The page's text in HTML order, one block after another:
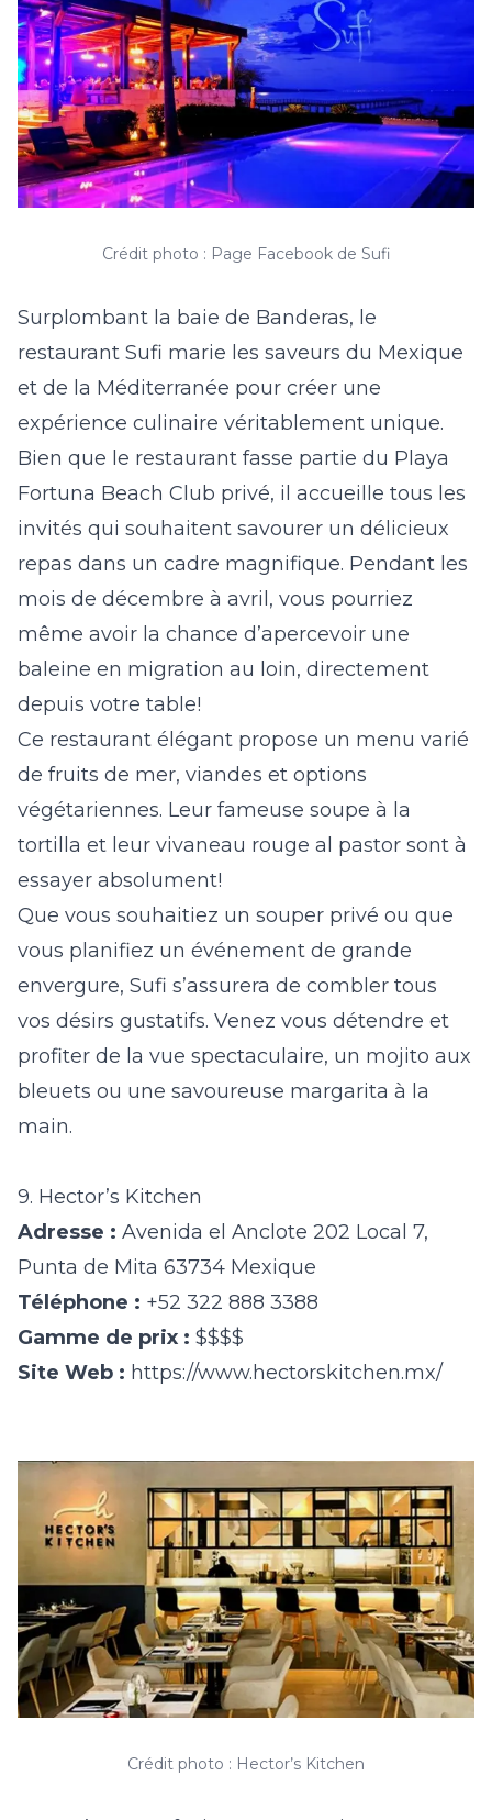
Crédit photo : Page Facebook de Sufi
Surplombant la baie de Banderas, le
restaurant Sufi marie les saveurs du Mexique
et de la Méditerranée pour créer une
expérience culinaire véritablement unique.
Bien que le restaurant fasse partie du Playa
Fortuna Beach Club privé, il accueille tous les
invités qui souhaitent savourer un délicieux
repas dans un cadre magnifique. Pendant les
mois de décembre à avril, vous pourriez
même avoir la chance d’apercevoir une
baleine en migration au loin, directement
depuis votre table!
Ce restaurant élégant propose un menu varié
de fruits de mer, viandes et options
végétariennes. Leur fameuse soupe à la
tortilla et leur vivaneau rouge al pastor sont à
essayer absolument!
Que vous souhaitiez un souper privé ou que
vous planifiez un événement de grande
envergure, Sufi s’assurera de combler tous
vos désirs gustatifs. Venez vous détendre et
profiter de la vue spectaculaire, un mojito aux
bleuets ou une savoureuse margarita à la
main.
9. Hector’s Kitchen
Adresse : Avenida el Anclote 202 Local 7,
Punta de Mita 63734 Mexique
Téléphone : +52 322 888 3388
Gamme de prix : $$$$
Site Web : https://www.hectorskitchen.mx/
Crédit photo : Hector’s Kitchen